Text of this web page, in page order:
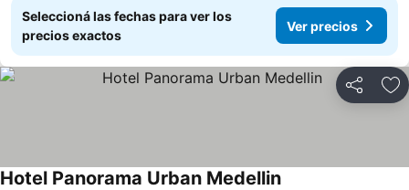
Seleccioná las fechas para ver los
precios exactos
Ver precios
Compartir
Hotel Panorama Urban Medellin